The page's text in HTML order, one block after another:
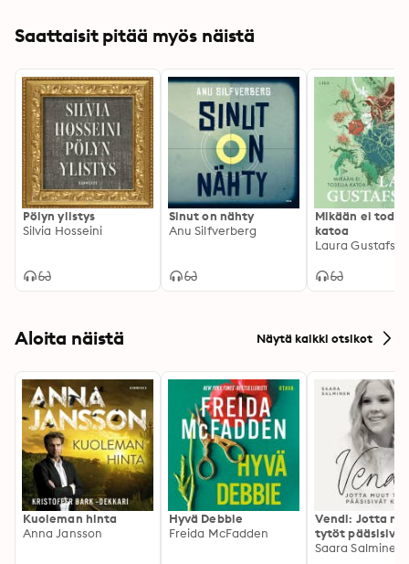
Saattaisit pitää myös näistä
Pölyn ylistys
Silvia Hosseini
Sinut on nähty
Anu Silfverberg
Mikään ei
katoa
Laura
Aloita näistä Näytä kaikki otsikot
Kuoleman hinta
Anna Jansson
Hyvä Debbie
Freida McFadden
Vendi: Jotta
tytöt pääsisivät
kotiin
Saara Salminen